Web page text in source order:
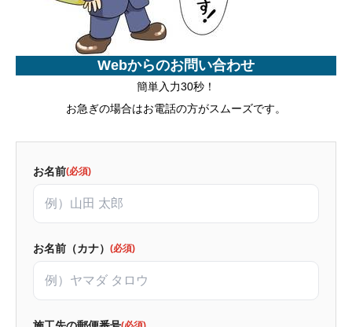
Webからのお問い合わせ
簡単入力30秒！
お急ぎの場合はお電話の方がスムーズです。
お名前(必須)
お名前（カナ） (必須)